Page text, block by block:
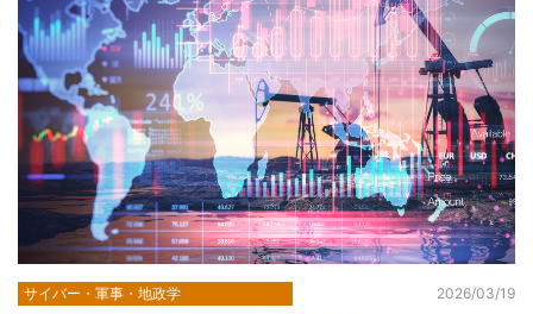
サイバー・軍事・地政学 2026/03/19